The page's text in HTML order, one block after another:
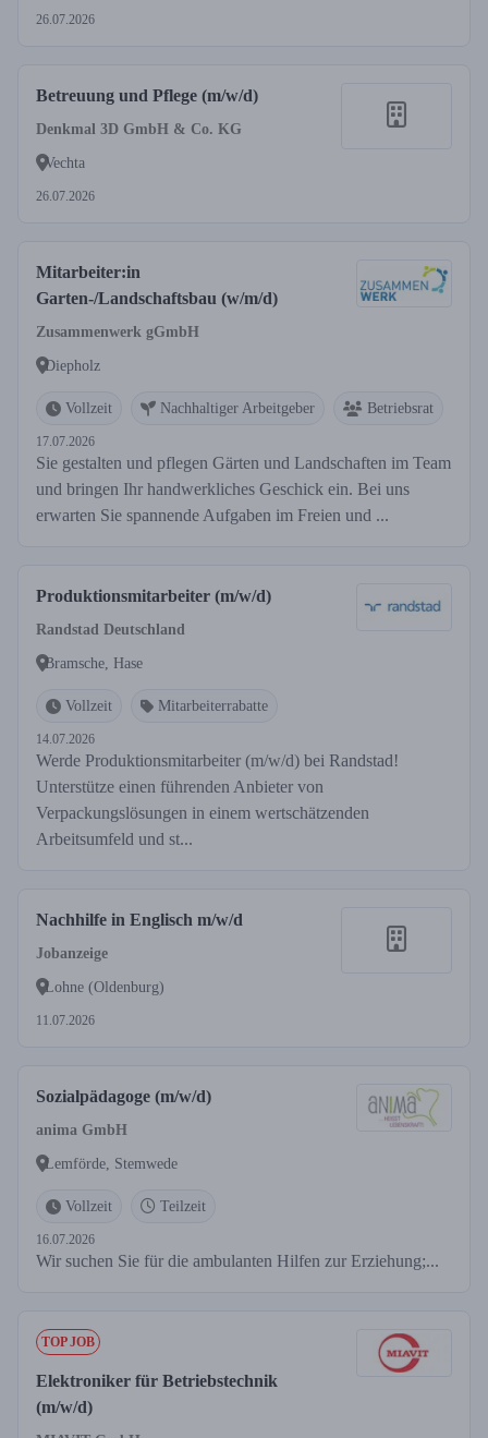
26.07.2026
Betreuung und Pflege (m/w/d)
Denkmal 3D GmbH & Co. KG
Vechta
26.07.2026
Mitarbeiter:in
Garten-/Landschaftsbau (w/m/d)
Zusammenwerk gGmbH
Diepholz
Vollzeit Nachhaltiger Arbeitgeber Betriebsrat
17.07.2026
Sie gestalten und pflegen Gärten und Landschaften im Team
und bringen Ihr handwerkliches Geschick ein. Bei uns
erwarten Sie spannende Aufgaben im Freien und ...
Produktionsmitarbeiter (m/w/d)
Randstad Deutschland
Bramsche, Hase
Vollzeit Mitarbeiterrabatte
14.07.2026
Werde Produktionsmitarbeiter (m/w/d) bei Randstad!
Unterstütze einen führenden Anbieter von
Verpackungslösungen in einem wertschätzenden
Arbeitsumfeld und st...
Nachhilfe in Englisch m/w/d
Jobanzeige
Lohne (Oldenburg)
11.07.2026
Sozialpädagoge (m/w/d)
anima GmbH
Lemförde, Stemwede
Vollzeit Teilzeit
16.07.2026
Wir suchen Sie für die ambulanten Hilfen zur Erziehung;...
TOP JOB
Elektroniker für Betriebstechnik
(m/w/d)